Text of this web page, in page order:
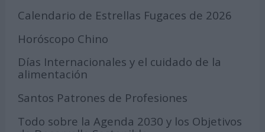
Calendario de Estrellas Fugaces de 2026
Horóscopo Chino
Días Internacionales y el cuidado de la
alimentación
Santos Patrones de Profesiones
Todo sobre la Agenda 2030 y los Objetivos